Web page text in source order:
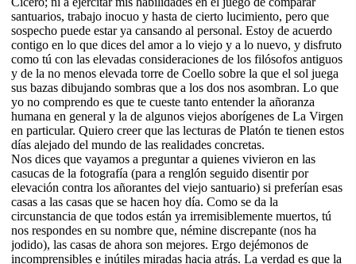
santuarios, trabajo inocuo y hasta de cierto lucimiento, pero que
sospecho puede estar ya cansando al personal. Estoy de acuerdo
contigo en lo que dices del amor a lo viejo y a lo nuevo, y disfruto
como tú con las elevadas consideraciones de los filósofos antiguos
y de la no menos elevada torre de Coello sobre la que el sol juega
sus bazas dibujando sombras que a los dos nos asombran. Lo que
yo no comprendo es que te cueste tanto entender la añoranza
humana en general y la de algunos viejos aborígenes de La Virgen
en particular. Quiero creer que las lecturas de Platón te tienen estos
días alejado del mundo de las realidades concretas.
Nos dices que vayamos a preguntar a quienes vivieron en las
casucas de la fotografía (para a renglón seguido disentir por
elevación contra los añorantes del viejo santuario) si preferían esas
casas a las casas que se hacen hoy día. Como se da la
circunstancia de que todos están ya irremisiblemente muertos, tú
nos respondes en su nombre que, némine discrepante (nos ha
jodido), las casas de ahora son mejores. Ergo dejémonos de
incomprensibles e inútiles miradas hacia atrás. La verdad es que la